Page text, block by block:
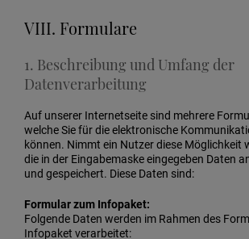
VIII. Formulare
1. Beschreibung und Umfang der
Datenverarbeitung
Auf unserer Internetseite sind mehrere
welche Sie für die elektronische
können. Nimmt ein Nutzer diese Möglichkeit
die in der Eingabemaske eingegeben Daten
und gespeichert. Diese Daten sind:
Formular zum Infopaket:
Folgende Daten werden im Rahmen des
Infopaket verarbeitet: